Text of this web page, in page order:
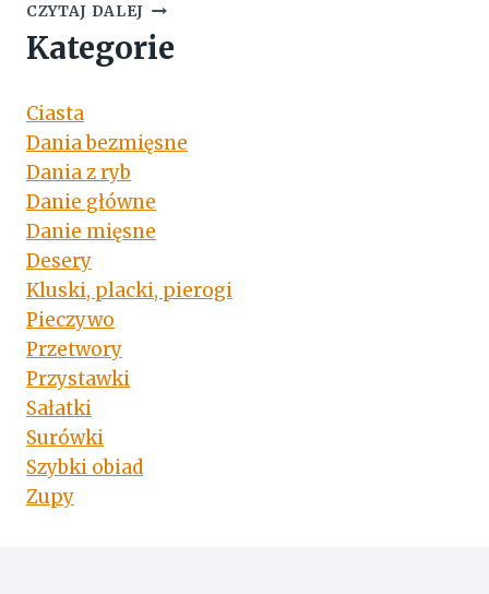
CZYTAJ DALEJ ESKALOPKI
KURCZAKA
Kategorie
Ciasta
Dania bezmięsne
Dania z ryb
Danie główne
Danie mięsne
Desery
Kluski, placki, pierogi
Pieczywo
Przetwory
Przystawki
Sałatki
Surówki
Szybki obiad
Zupy